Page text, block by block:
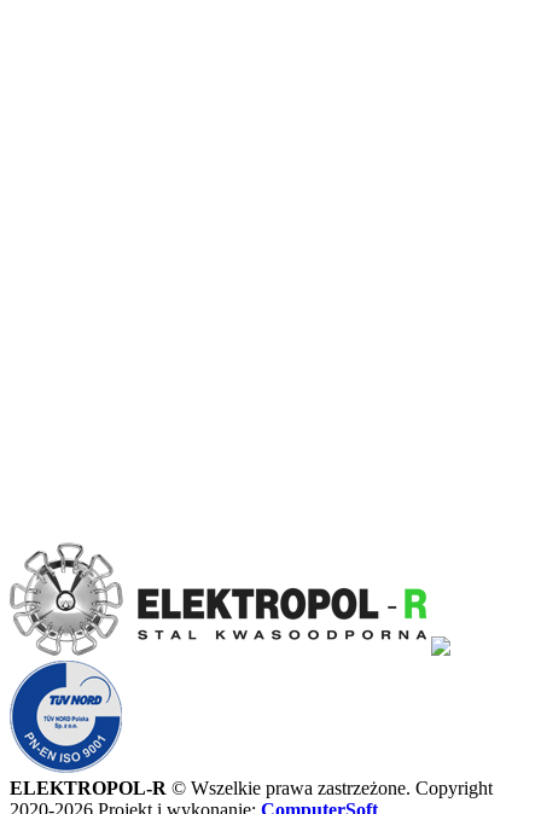
ELEKTROPOL-R © Wszelkie prawa zastrzeżone. Copyright
2020-2026 Projekt i wykonanie: ComputerSoft